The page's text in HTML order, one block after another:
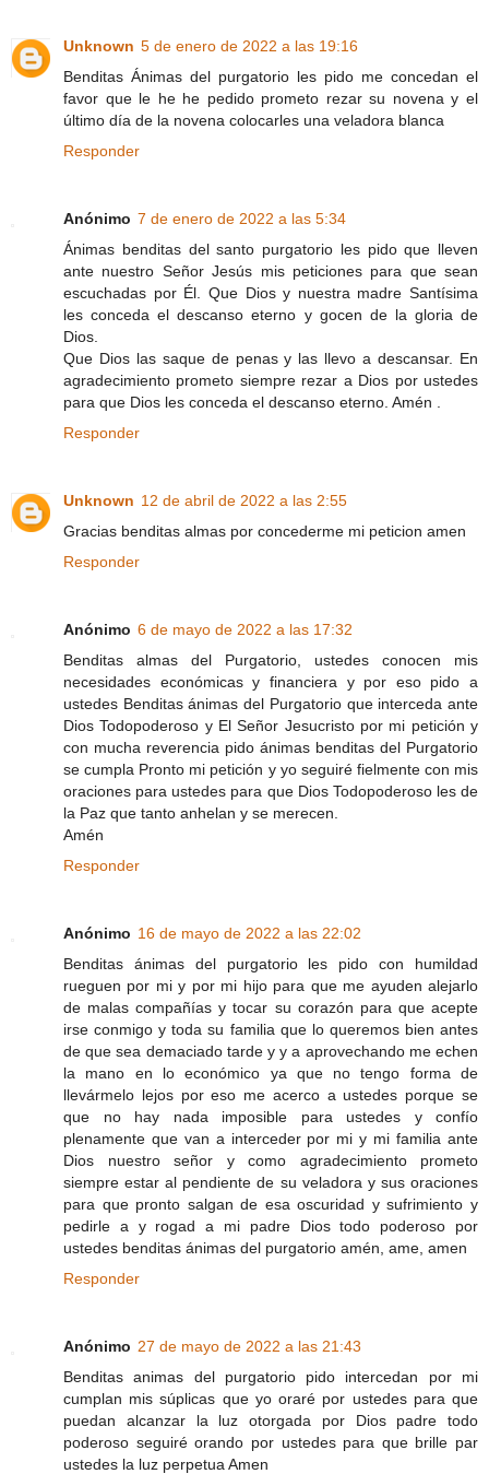
Unknown 5 de enero de 2022 a las 19:16
Benditas Ánimas del purgatorio les pido me concedan el
favor que le he he pedido prometo rezar su novena y el
último día de la novena colocarles una veladora blanca
Responder
Anónimo 7 de enero de 2022 a las 5:34
Ánimas benditas del santo purgatorio les pido que lleven
ante nuestro Señor Jesús mis peticiones para que sean
escuchadas por Él. Que Dios y nuestra madre Santísima
les conceda el descanso eterno y gocen de la gloria de
Dios.
Que Dios las saque de penas y las llevo a descansar. En
agradecimiento prometo siempre rezar a Dios por ustedes
para que Dios les conceda el descanso eterno. Amén .
Responder
Unknown 12 de abril de 2022 a las 2:55
Gracias benditas almas por concederme mi peticion amen
Responder
Anónimo 6 de mayo de 2022 a las 17:32
Benditas almas del Purgatorio, ustedes conocen mis
necesidades económicas y financiera y por eso pido a
ustedes Benditas ánimas del Purgatorio que interceda ante
Dios Todopoderoso y El Señor Jesucristo por mi petición y
con mucha reverencia pido ánimas benditas del Purgatorio
se cumpla Pronto mi petición y yo seguiré fielmente con mis
oraciones para ustedes para que Dios Todopoderoso les de
la Paz que tanto anhelan y se merecen.
Amén
Responder
Anónimo 16 de mayo de 2022 a las 22:02
Benditas ánimas del purgatorio les pido con humildad
rueguen por mi y por mi hijo para que me ayuden alejarlo
de malas compañías y tocar su corazón para que acepte
irse conmigo y toda su familia que lo queremos bien antes
de que sea demaciado tarde y y a aprovechando me echen
la mano en lo económico ya que no tengo forma de
llevármelo lejos por eso me acerco a ustedes porque se
que no hay nada imposible para ustedes y confío
plenamente que van a interceder por mi y mi familia ante
Dios nuestro señor y como agradecimiento prometo
siempre estar al pendiente de su veladora y sus oraciones
para que pronto salgan de esa oscuridad y sufrimiento y
pedirle a y rogad a mi padre Dios todo poderoso por
ustedes benditas ánimas del purgatorio amén, ame, amen
Responder
Anónimo 27 de mayo de 2022 a las 21:43
Benditas animas del purgatorio pido intercedan por mi
cumplan mis súplicas que yo oraré por ustedes para que
puedan alcanzar la luz otorgada por Dios padre todo
poderoso seguiré orando por ustedes para que brille par
ustedes la luz perpetua Amen